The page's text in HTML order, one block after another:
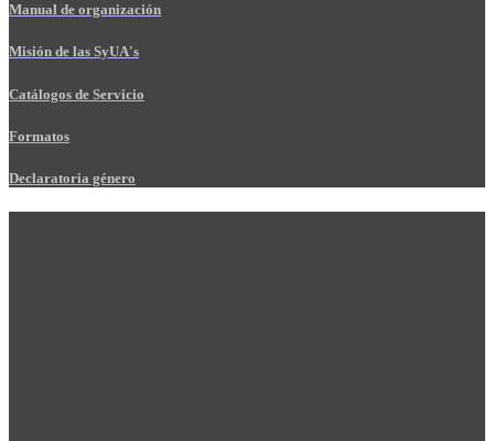
Manual de organización
Misión de las SyUA's
Catálogos de Servicio
Formatos
Declaratoria género